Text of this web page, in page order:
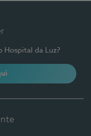
Hospital da Luz?